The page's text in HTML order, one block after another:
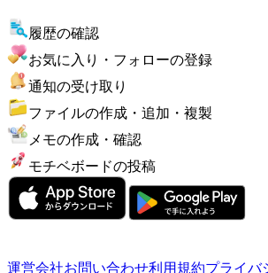
履歴の確認
お気に入り・フォローの登録
通知の受け取り
ファイルの作成・追加・複製
メモの作成・確認
モチベボードの投稿
運営会社お問い合わせ利用規約プライバ